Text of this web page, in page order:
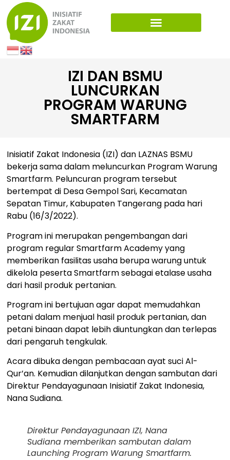
IZI DAN BSMU
LUNCURKAN
PROGRAM WARUNG
SMARTFARM
Inisiatif Zakat Indonesia (IZI) dan LAZNAS BSMU
bekerja sama dalam meluncurkan Program Warung
Smartfarm. Peluncuran program tersebut
bertempat di Desa Gempol Sari, Kecamatan
Sepatan Timur, Kabupaten Tangerang pada hari
Rabu (16/3/2022).
Program ini merupakan pengembangan dari
program regular Smartfarm Academy yang
memberikan fasilitas usaha berupa warung untuk
dikelola peserta Smartfarm sebagai etalase usaha
dari hasil produk pertanian.
Program ini bertujuan agar dapat memudahkan
petani dalam menjual hasil produk pertanian, dan
petani binaan dapat lebih diuntungkan dan terlepas
dari pengaruh tengkulak.
Acara dibuka dengan pembacaan ayat suci Al-
Qur’an. Kemudian dilanjutkan dengan sambutan dari
Direktur Pendayagunaan Inisiatif Zakat Indonesia,
Nana Sudiana.
Direktur Pendayagunaan IZI, Nana
Sudiana memberikan sambutan dalam
Launching Program Warung Smartfarm.